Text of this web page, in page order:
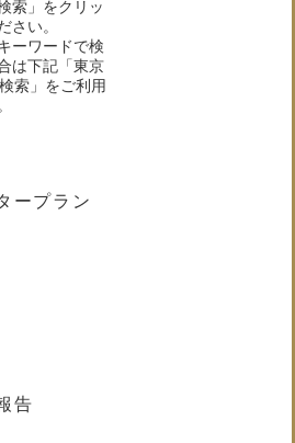
索」をクリッ
さい。
ーワードで検
は下記「東京
索」をご利用
ープラン
告